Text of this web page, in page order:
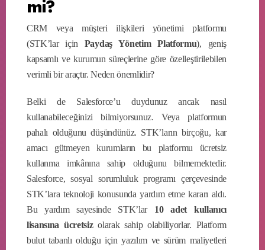
mi?
CRM veya müşteri ilişkileri yönetimi platformu
(STK’lar için Paydaş Yönetim Platformu), geniş
kapsamlı ve kurumun süreçlerine göre özelleştirilebilen
verimli bir araçtır. Neden önemlidir?
Belki de Salesforce’u duydunuz ancak nasıl
kullanabileceğinizi bilmiyorsunuz. Veya platformun
pahalı olduğunu düşündünüz. STK’ların birçoğu, kar
amacı gütmeyen kurumların bu platformu ücretsiz
kullanma imkânına sahip olduğunu bilmemektedir.
Salesforce, sosyal sorumluluk programı çerçevesinde
STK’lara teknoloji konusunda yardım etme kararı aldı.
Bu yardım sayesinde STK’lar 10 adet kullanıcı
lisansına ücretsizolarak sahip olabiliyorlar. Platform
bulut tabanlı olduğu için yazılım ve sürüm maliyetleri